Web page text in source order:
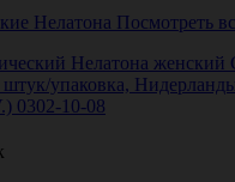
Нелатона Посмотреть
Нелатона
упаковка,
0302-10-08